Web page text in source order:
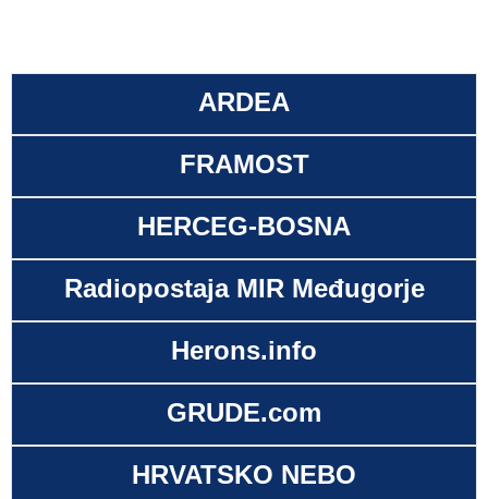
ARDEA
FRAMOST
HERCEG-BOSNA
Radiopostaja MIR Međugorje
Herons.info
GRUDE.com
HRVATSKO NEBO